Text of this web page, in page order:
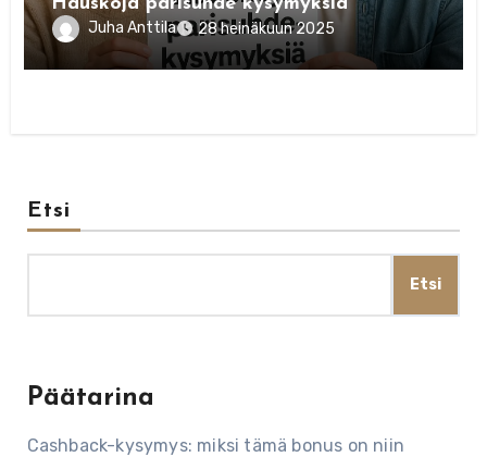
Juha Anttila 28 heinäkuun 2025
Etsi
Etsi
Päätarina
Cashback-kysymys: miksi tämä bonus on niin